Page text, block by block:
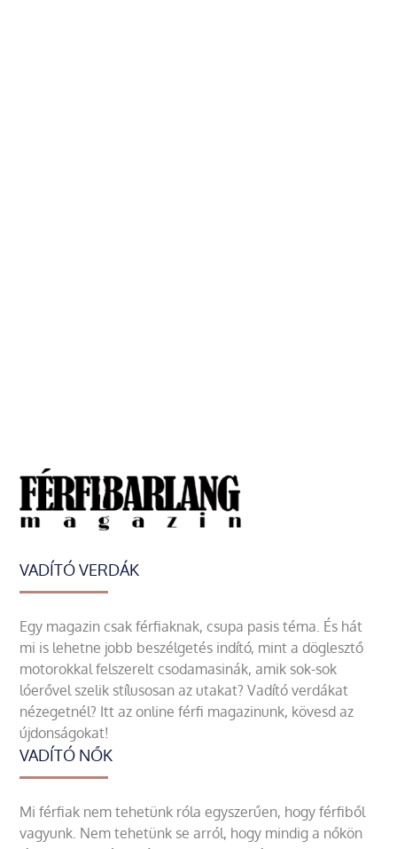
VADÍTÓ VERDÁK
Egy magazin csak férfiaknak, csupa pasis téma. És hát
mi is lehetne jobb beszélgetés indító, mint a döglesztő
motorokkal felszerelt csodamasinák, amik sok-sok
lóerővel szelik stílusosan az utakat? Vadító verdákat
nézegetnél? Itt az online férfi magazinunk, kövesd az
újdonságokat!
VADÍTÓ NŐK
Mi férfiak nem tehetünk róla egyszerűen, hogy férfiből
vagyunk. Nem tehetünk se arról, hogy mindig a nőkön